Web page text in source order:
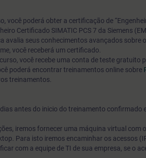
você poderá obter a certificação de
Certificado SIMATIC PCS 7 da Siemens
avalia seus conhecimentos avançados sobre o
você receberá um certificado.
você recebe uma conta de teste gratuito
poderá encontrar treinamentos online sobre
treinamentos.
antes do inicio do treinamento
iremos fornecer uma máquina virtual
Para isto iremos encaminhar os acessos
com a equipe de TI de sua empresa, se o